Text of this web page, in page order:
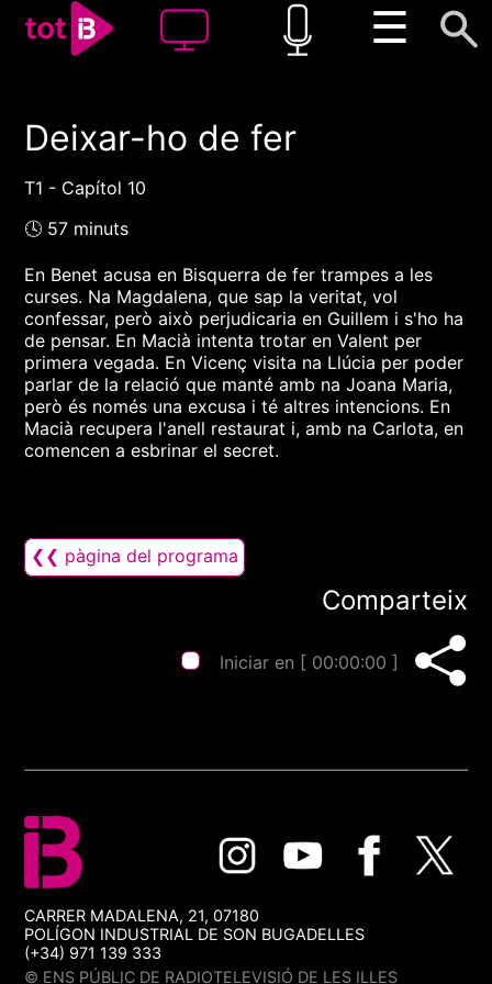
☰
00:00 00:00
Deixar-ho de fer
T1 - Capítol 10
🕓 57 minuts
En Benet acusa en Bisquerra de fer trampes a les
curses. Na Magdalena, que sap la veritat, vol
confessar, però això perjudicaria en Guillem i s'ho ha
de pensar. En Macià intenta trotar en Valent per
primera vegada. En Vicenç visita na Llúcia per poder
parlar de la relació que manté amb na Joana Maria,
però és només una excusa i té altres intencions. En
Macià recupera l'anell restaurat i, amb na Carlota, en
comencen a esbrinar el secret.
❮❮ pàgina del programa
Comparteix
Iniciar en [ 00:00:00 ]
CARRER MADALENA, 21, 07180
POLÍGON INDUSTRIAL DE SON BUGADELLES
(+34) 971 139 333
© ENS PÚBLIC DE RADIOTELEVISIÓ DE LES ILLES